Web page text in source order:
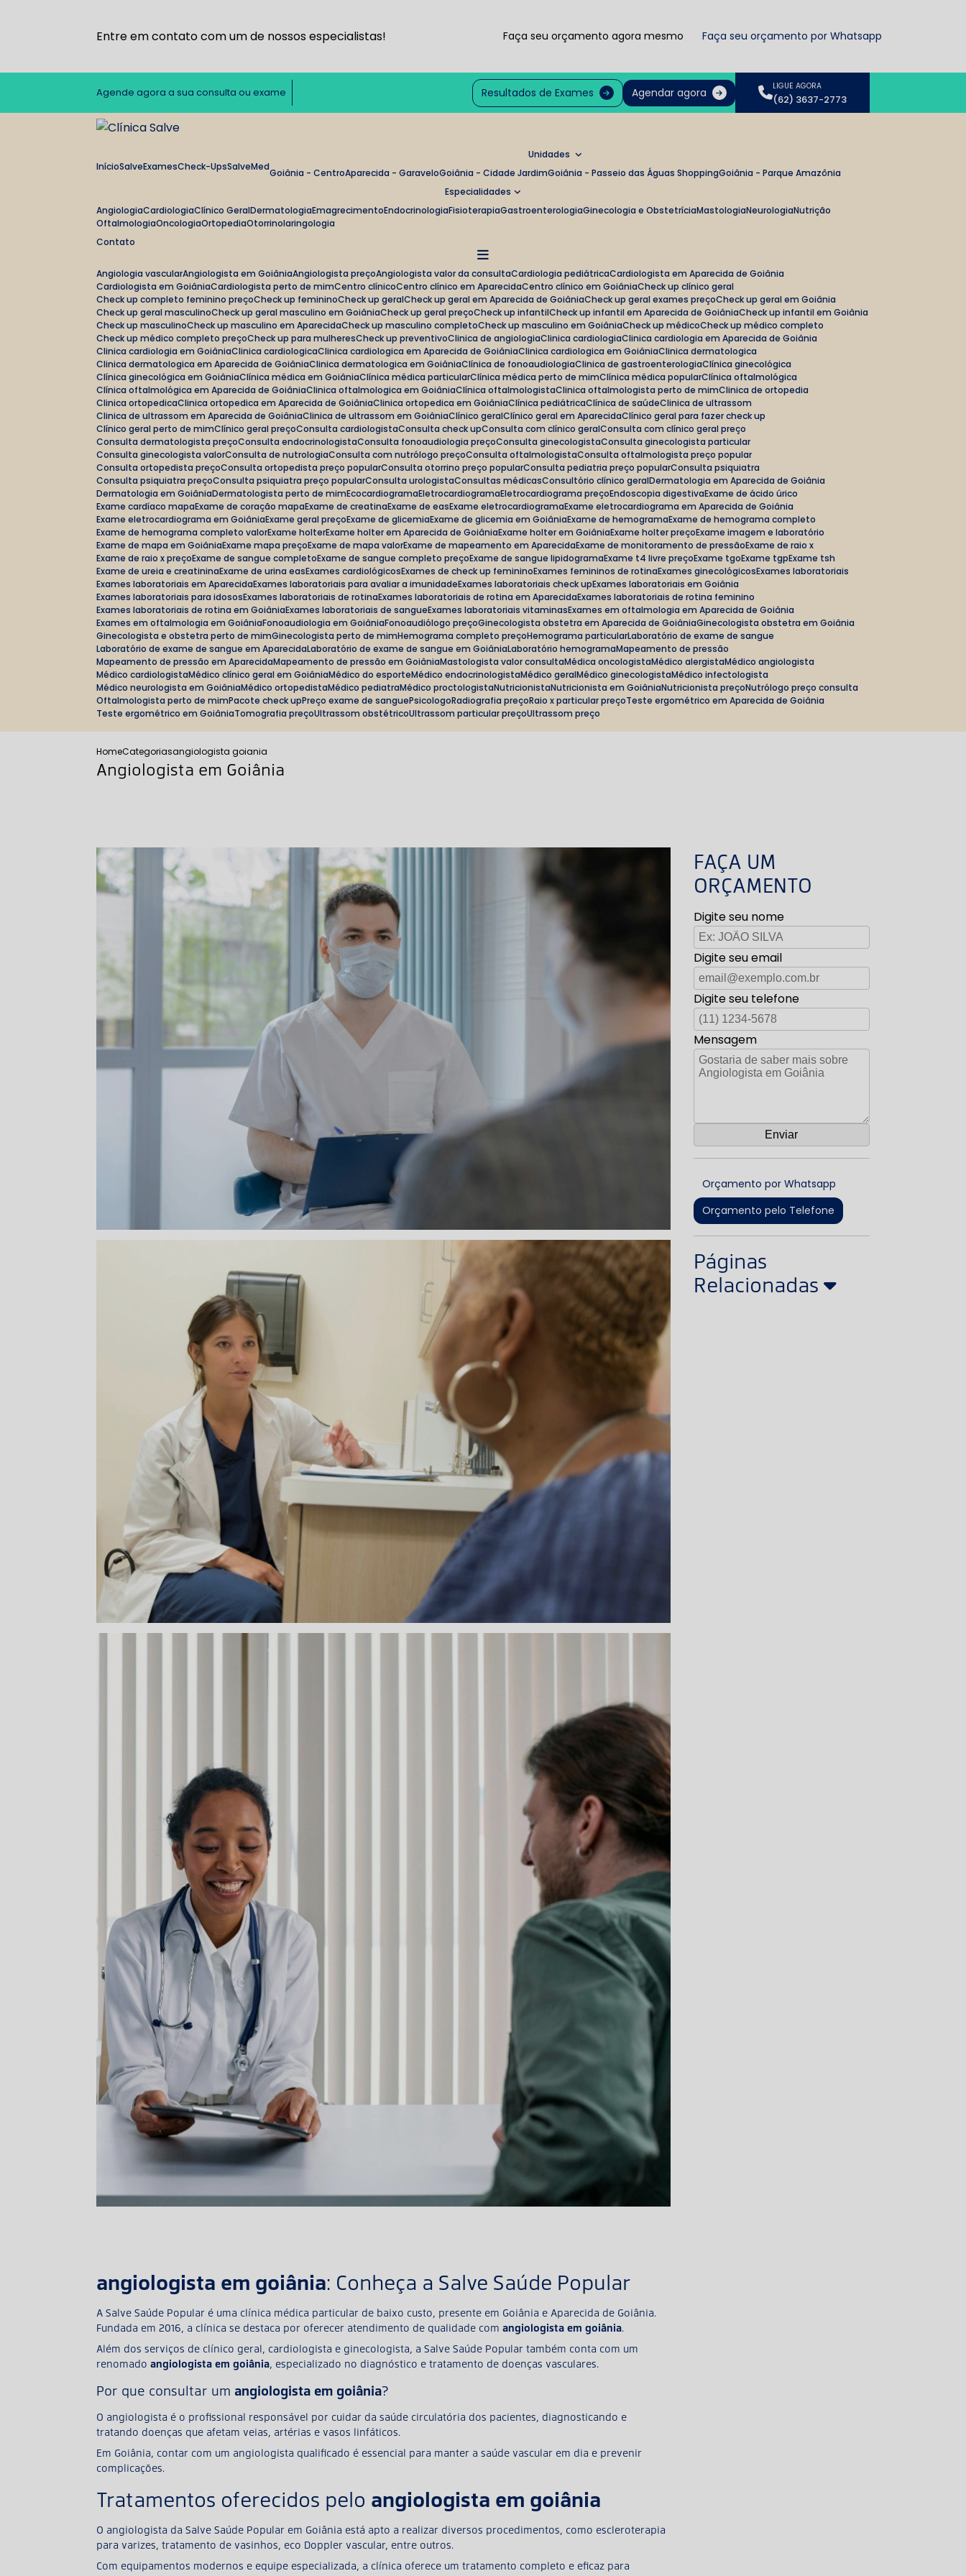
Entre em contato com um de nossos especialistas! Faça seu orçamento agora mesmo Faça seu orçamento por Whatsapp
Agende agora a sua consulta ou exame Resultados de Exames Agendar agora LIGUE AGORA
(62) 3637-2773
Início Salve Exames Check-Ups SalveMed
Unidades
Goiânia - Centro Aparecida - Garavelo Goiânia - Cidade Jardim Goiânia - Passeio das Águas Shopping Goiânia - Parque Amazônia
Especialidades
Angiologia Cardiologia Clínico Geral Dermatologia Emagrecimento Endocrinologia Fisioterapia Gastroenterologia Ginecologia e Obstetrícia Mastologia Neurologia Nutrição
Oftalmologia Oncologia Ortopedia
Otorrinolaringologia
Contato
Angiologia vascular Angiologista em Goiânia Angiologista preço Angiologista valor da consulta Cardiologia pediátrica Cardiologista em Aparecida de Goiânia
Cardiologista em Goiânia Cardiologista perto de mim Centro clínico Centro clínico em Aparecida Centro clínico em Goiânia Check up clínico geral
Check up completo feminino preço Check up feminino Check up geral Check up geral em Aparecida de Goiânia Check up geral exames preço Check up geral em Goiânia
Check up geral masculino Check up geral masculino em Goiânia Check up geral preço Check up infantil Check up infantil em Aparecida de Goiânia Check up infantil em Goiânia
Check up masculino Check up masculino em Aparecida Check up masculino completo Check up masculino em Goiânia Check up médico Check up médico completo
Check up médico completo preço Check up para mulheres Check up preventivo Clinica de angiologia Clinica cardiologia Clinica cardiologia em Aparecida de Goiânia
Clinica cardiologia em Goiânia Clinica cardiologica Clinica cardiologica em Aparecida de Goiânia Clinica cardiologica em Goiânia Clinica dermatologica
Clinica dermatologica em Aparecida de Goiânia Clinica dermatologica em Goiânia Clínica de fonoaudiologia Clinica de gastroenterologia Clínica ginecológica
Clínica ginecológica em Goiânia Clínica médica em Goiânia Clínica médica particular Clínica médica perto de mim Clínica médica popular Clínica oftalmológica
Clínica oftalmológica em Aparecida de Goiânia Clinica oftalmologica em Goiânia Clínica oftalmologista Clinica oftalmologista perto de mim Clinica de ortopedia
Clinica ortopedica Clinica ortopedica em Aparecida de Goiânia Clinica ortopedica em Goiânia Clínica pediátrica Clínica de saúde Clinica de ultrassom
Clinica de ultrassom em Aparecida de Goiânia Clinica de ultrassom em Goiânia Clínico geral Clínico geral em Aparecida Clínico geral para fazer check up
Clínico geral perto de mim Clínico geral preço Consulta cardiologista Consulta check up Consulta com clínico geral Consulta com clínico geral preço
Consulta dermatologista preço Consulta endocrinologista Consulta fonoaudiologia preço Consulta ginecologista Consulta ginecologista particular
Consulta ginecologista valor Consulta de nutrologia Consulta com nutrólogo preço Consulta oftalmologista Consulta oftalmologista preço popular
Consulta ortopedista preço Consulta ortopedista preço popular Consulta otorrino preço popular Consulta pediatria preço popular Consulta psiquiatra
Consulta psiquiatra preço Consulta psiquiatra preço popular Consulta urologista Consultas médicas Consultório clínico geral Dermatologia em Aparecida de Goiânia
Dermatologia em Goiânia Dermatologista perto de mim Ecocardiograma Eletrocardiograma Eletrocardiograma preço Endoscopia digestiva Exame de ácido úrico
Exame cardíaco mapa Exame de coração mapa Exame de creatina Exame de eas Exame eletrocardiograma Exame eletrocardiograma em Aparecida de Goiânia
Exame eletrocardiograma em Goiânia Exame geral preço Exame de glicemia Exame de glicemia em Goiânia Exame de hemograma Exame de hemograma completo
Exame de hemograma completo valor Exame holter Exame holter em Aparecida de Goiânia Exame holter em Goiânia Exame holter preço Exame imagem e laboratório
Exame de mapa em Goiânia Exame mapa preço Exame de mapa valor Exame de mapeamento em Aparecida Exame de monitoramento de pressão Exame de raio x
Exame de raio x preço Exame de sangue completo Exame de sangue completo preço Exame de sangue lipidograma Exame t4 livre preço Exame tgo Exame tgp Exame tsh
Exame de ureia e creatinina Exame de urina eas Exames cardiológicos Exames de check up feminino Exames femininos de rotina Exames ginecológicos Exames laboratoriais
Exames laboratoriais em Aparecida Exames laboratoriais para avaliar a imunidade Exames laboratoriais check up Exames laboratoriais em Goiânia
Exames laboratoriais para idosos Exames laboratoriais de rotina Exames laboratoriais de rotina em Aparecida Exames laboratoriais de rotina feminino
Exames laboratoriais de rotina em Goiânia Exames laboratoriais de sangue Exames laboratoriais vitaminas Exames em oftalmologia em Aparecida de Goiânia
Exames em oftalmologia em Goiânia Fonoaudiologia em Goiânia Fonoaudiólogo preço Ginecologista obstetra em Aparecida de Goiânia Ginecologista obstetra em Goiânia
Ginecologista e obstetra perto de mim Ginecologista perto de mim Hemograma completo preço Hemograma particular Laboratório de exame de sangue
Laboratório de exame de sangue em Aparecida Laboratório de exame de sangue em Goiânia Laboratório hemograma Mapeamento de pressão
Mapeamento de pressão em Aparecida Mapeamento de pressão em Goiânia Mastologista valor consulta Médica oncologista Médico alergista Médico angiologista
Médico cardiologista Médico clínico geral em Goiânia Médico do esporte Médico endocrinologista Médico geral Médico ginecologista Médico infectologista
Médico neurologista em Goiânia Médico ortopedista Médico pediatra Médico proctologista Nutricionista Nutricionista em Goiânia Nutricionista preço Nutrólogo preço consulta
Oftalmologista perto de mim Pacote check up Preço exame de sangue Psicologo Radiografia preço Raio x particular preço Teste ergométrico em Aparecida de Goiânia
Teste ergométrico em Goiânia Tomografia preço Ultrassom obstétrico Ultrassom particular preço Ultrassom preço
HomeCategoriasangiologista goiania
Angiologista em Goiânia
angiologista em goiânia: Conheça a Salve Saúde Popular
A Salve Saúde Popular é uma clínica médica particular de baixo custo, presente em Goiânia e Aparecida de Goiânia.
Fundada em 2016, a clínica se destaca por oferecer atendimento de qualidade comangiologista em goiânia.
Além dos serviços de clínico geral, cardiologista e ginecologista, a Salve Saúde Popular também conta com um
renomadoangiologista em goiânia, especializado no diagnóstico e tratamento de doenças vasculares.
Por que consultar um angiologista em goiânia?
O angiologista é o profissional responsável por cuidar da saúde circulatória dos pacientes, diagnosticando e
tratando doenças que afetam veias, artérias e vasos linfáticos.
Em Goiânia, contar com um angiologista qualificado é essencial para manter a saúde vascular em dia e prevenir
complicações.
Tratamentos oferecidos pelo angiologista em goiânia
O angiologista da Salve Saúde Popular em Goiânia está apto a realizar diversos procedimentos, como escleroterapia
para varizes, tratamento de vasinhos, eco Doppler vascular, entre outros.
Com equipamentos modernos e equipe especializada, a clínica oferece um tratamento completo e eficaz para
FAÇA UM
ORÇAMENTO
Digite seu nome
Digite seu email
Digite seu telefone
Mensagem
Orçamento por Whatsapp
Orçamento pelo Telefone
Páginas
Relacionadas